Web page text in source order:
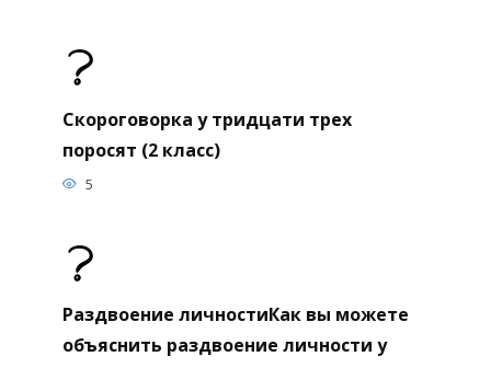
Скороговорка у тридцати трех
поросят (2 класс)
5
Раздвоение личностиКак вы можете
объяснить раздвоение личности у